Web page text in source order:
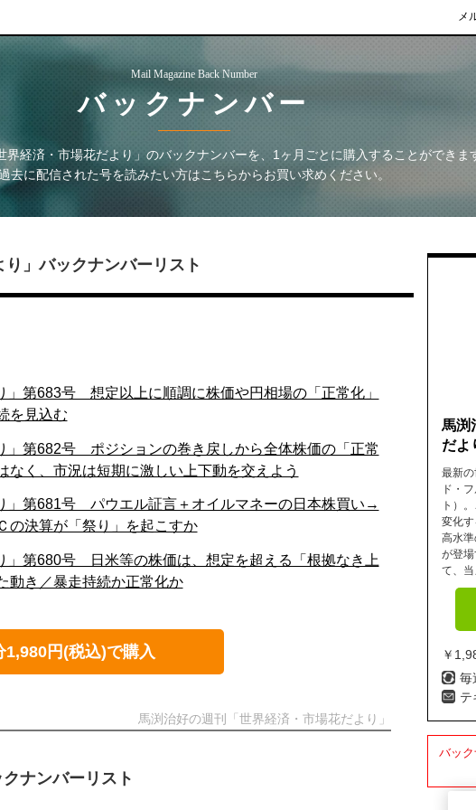
メ
Mail Magazine Back Number
バックナンバー
経済・市場花だより」 のバックナンバーを、1ヶ月ごとに購入することができま
去に配信された号を読みたい方はこちらからお買い求めください。
り」バックナンバーリスト
」第683号 想定以上に順調に株価や円相場の「正常化」
を見込む
」第682号 ポジションの巻き戻しから全体株価の「正常
く、市況は短期に激しい上下動を交えよう
」第681号 パウエル証言＋オイルマネーの日本株買い→
の決算が「祭り」を起こすか
」第680号 日米等の株価は、想定を超える「根拠なき上
動き／暴走持続か正常化か
1,980円(税込)で購入
馬渕治好の週刊「世界経済・市場花だより」
ナンバーリスト
馬渕
だよ
最新の
ド・
ト）
変化す
高水
が登
て、当
￥
毎
テ
バッ